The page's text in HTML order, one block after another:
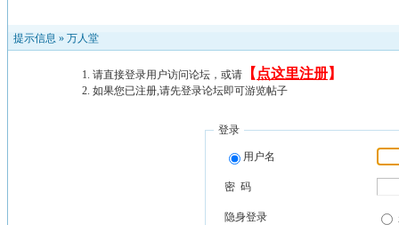
提示信息 » 万人堂
请直接登录用户访问论坛，或请 【 点这里注册】
如果您已注册,请先登录论坛即可游览帖子
登录
用户名
密 码
隐身登录